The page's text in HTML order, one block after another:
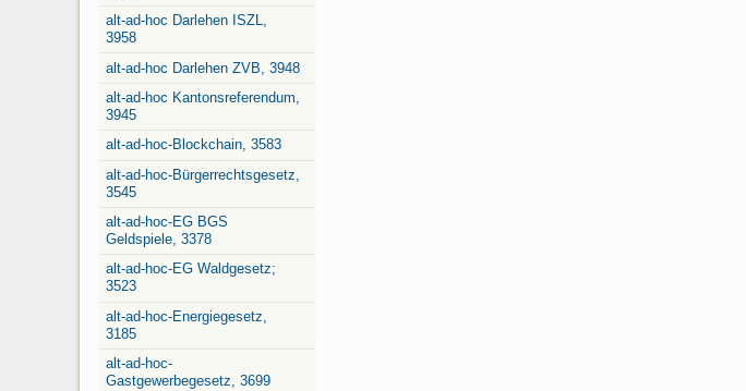
alt-ad-hoc Darlehen ISZL,
3958
alt-ad-hoc Darlehen ZVB, 3948
alt-ad-hoc Kantonsreferendum,
3945
alt-ad-hoc-Blockchain, 3583
alt-ad-hoc-Bürgerrechtsgesetz,
3545
alt-ad-hoc-EG BGS
Geldspiele, 3378
alt-ad-hoc-EG Waldgesetz;
3523
alt-ad-hoc-Energiegesetz,
3185
alt-ad-hoc-
Gastgewerbegesetz, 3699